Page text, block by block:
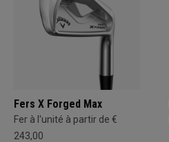
Fers X Forged Max
Fer à l'unité à partir de €
243,00